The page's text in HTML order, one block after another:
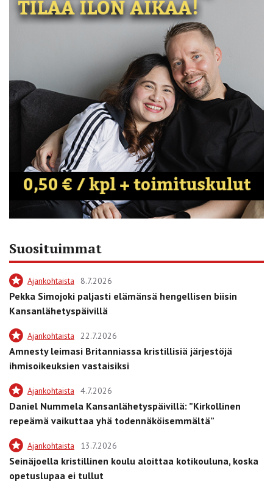
Suosituimmat
Ajankohtaista 8.7.2026
Pekka Simojoki paljasti elämänsä hengellisen biisin
Kansanlähetyspäivillä
Ajankohtaista 22.7.2026
Amnesty leimasi Britanniassa kristillisiä järjestöjä
ihmisoikeuksien vastaisiksi
Ajankohtaista 4.7.2026
Daniel Nummela Kansanlähetyspäivillä: ”Kirkollinen
repeämä vaikuttaa yhä todennäköisemmältä”
Ajankohtaista 13.7.2026
Seinäjoella kristillinen koulu aloittaa kotikouluna, koska
opetuslupaa ei tullut